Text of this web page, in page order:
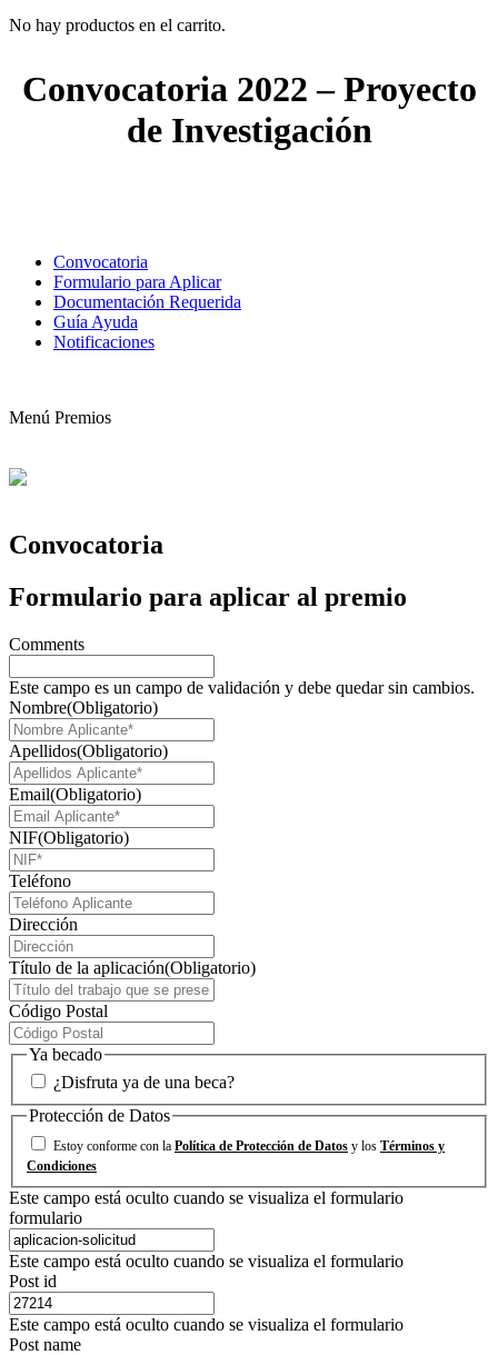
No hay productos en el carrito.
Convocatoria 2022 – Proyecto
de Investigación
Convocatoria
Formulario para Aplicar
Documentación Requerida
Guía Ayuda
Notificaciones
Menú Premios
Convocatoria
Formulario para aplicar al premio
Comments
Este campo es un campo de validación y debe quedar sin cambios.
Nombre(Obligatorio)
Apellidos(Obligatorio)
Email(Obligatorio)
NIF(Obligatorio)
Teléfono
Dirección
Título de la aplicación(Obligatorio)
Código Postal
Ya becado
¿Disfruta ya de una beca?
Protección de Datos
Estoy conforme con la Política de Protección de Datos y los Términos y
Condiciones
Este campo está oculto cuando se visualiza el formulario
formulario
Este campo está oculto cuando se visualiza el formulario
Post id
Este campo está oculto cuando se visualiza el formulario
Post name